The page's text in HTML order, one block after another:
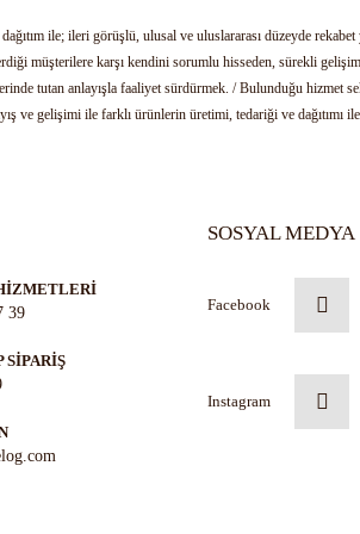
ile; ileri görüşlü, ulusal ve uluslararası düzeyde rekabet
müşterilere karşı kendini sorumlu hisseden, sürekli
tutan anlayışla faaliyet sürdürmek. / Bulunduğu hizmet
ve gelişimi ile farklı ürünlerin üretimi, tedariği ve dağıtımı
39
SİPARİŞ
SOSYAL MEDYA
Facebook
Instagram